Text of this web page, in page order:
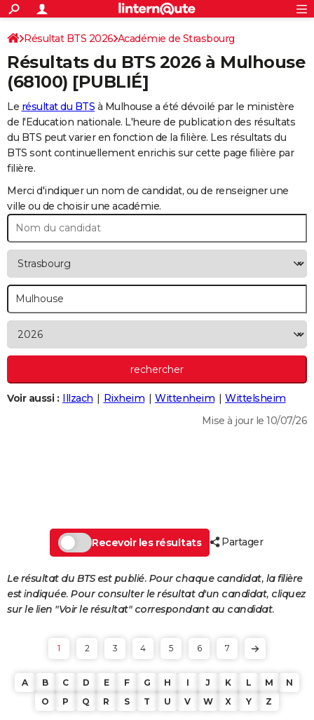
ACTUALITÉS
Politique
Société
Faits Divers
Education
Monde
Villes
+
SPORT
Coupe du monde 2026
Football
Tennis
Cyclisme
Rugby
Forum
FINANCE
Retraite
Impôts
Epargne
Immobilier
Risques naturels par ville
Banque
Assurance
Crédit
Essais
Réserver un essai
Citadines
Berlines
SUV
Forum auto
+
HIGH-TECH
Mobiles
Meilleur smartphone
Internet
Ordinateurs
Jeux vidéo
Guide high-tech
+
BRICOLAGE
Forum
Aménagement intérieur
Extérieur
Cuisine
Salle de bains
Jardinage
Rangement
+WEEK-END
Guides de France
Escapades
Patrimoine
Expositions
Musées
Week-end nature
+
LIFESTYLE
Art de vivre
Bien-être
Loisirs
Mode
Modes de vie
Alimentation
Guide de la santé
Maladies
Médicaments
Sommeil
VOYAGE
Destinations
City break
Voyage nature
Voyage de noces
Forum
Climat
PHOTO
Se connecter
Primaires
Universités
Entreprises
Service militaire
Avis de recherche
AVIS DE DÉCÈS
Bricolage
Lifestyle
Culture
Sport
Auto
Television
Voyage
Cinema
S'inscrire
Connexion
Résultat BTS 2026 Académie de Strasbourg
Résultats du BTS 2026 à Mulhouse
(68100) [PUBLIÉ]
Le résultat du BTS à Mulhouse a été dévoilé par le ministère
de l'Education nationale. L'heure de publication des résultats
du BTS peut varier en fonction de la filière. Les résultats du
BTS sont continuellement enrichis sur cette page filière par
filière.
Merci d'indiquer un nom de candidat, ou de renseigner une
ville ou de choisir une académie.
Voir aussi : Illzach Rixheim Wittenheim
Wittelsheim
Mise à jour le 10/07/26
Recevoir les résultats Partager
Le résultat du BTS est publié. Pour chaque candidat, la filière
est indiquée. Pour consulter le résultat d'un candidat, cliquez
sur le lien "Voir le résultat" correspondant au candidat.
1 2 3 4 5 6 7
A B C D E F G H I J K L M
N
O
P Q R S T U V W X Y Z